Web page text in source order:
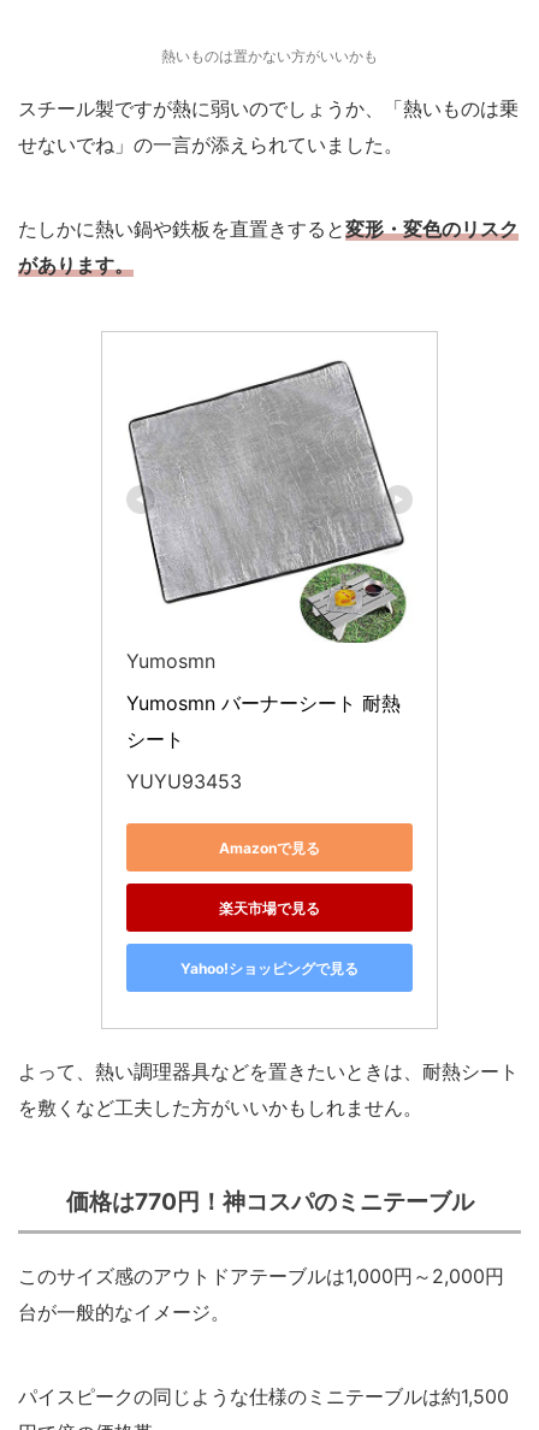
熱いものは置かない方がいいかも
スチール製ですが熱に弱いのでしょうか、「熱いものは乗
せないでね」の一言が添えられていました。
たしかに熱い鍋や鉄板を直置きすると変形・変色のリスク
があります。
Yumosmn
Yumosmn バーナーシート 耐熱
シート
YUYU93453
Amazonで見る
楽天市場で見る
Yahoo!ショッピングで見る
よって、熱い調理器具などを置きたいときは、耐熱シート
を敷くなど工夫した方がいいかもしれません。
価格は770円！神コスパのミニテーブル
このサイズ感のアウトドアテーブルは1,000円～2,000円
台が一般的なイメージ。
パイスピークの同じような仕様のミニテーブルは約1,500